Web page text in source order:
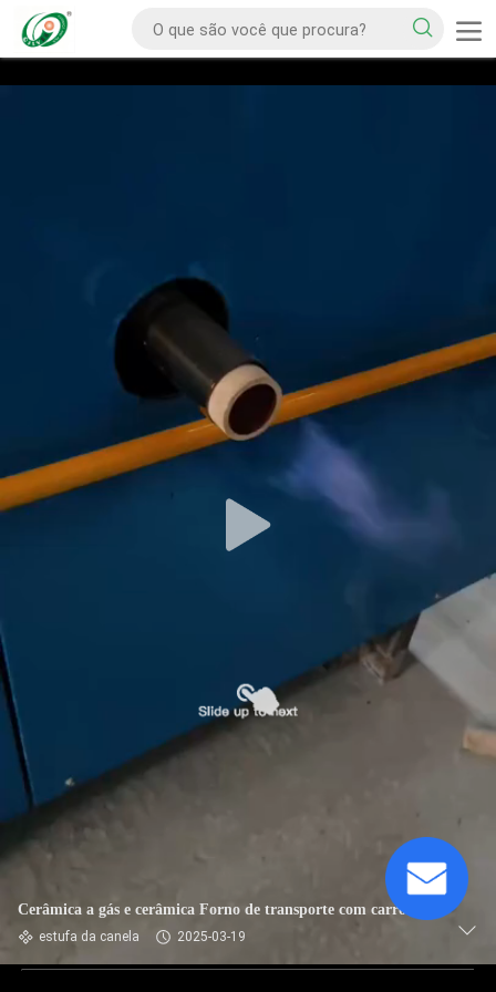
Cerâmica a gás e cerâmica Forno de transporte com carro
estufa da canela 2025-03-19